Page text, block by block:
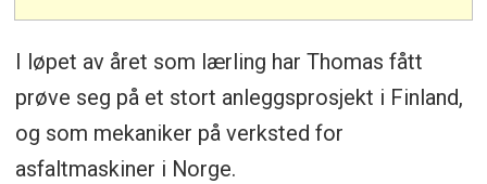
I løpet av året som lærling har Thomas fått
prøve seg på et stort anleggsprosjekt i Finland,
og som mekaniker på verksted for
asfaltmaskiner i Norge.